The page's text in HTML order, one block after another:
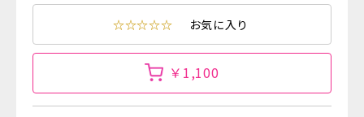
☆☆☆☆☆ お気に入り
￥1,100